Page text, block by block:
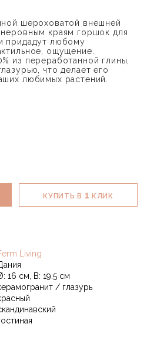
шероховатой внешней
краям горшок для
придадут любому
ощущение.
из переработанной глины,
что делает его
любимых растений.
КУПИТЬ В 1 КЛИК
Living
16 см, В: 19.5 см
/ глазурь